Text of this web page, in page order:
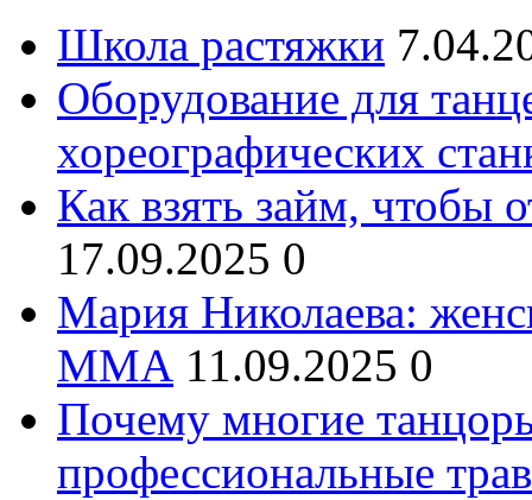
Школа растяжки
Оборудование для
хореографических
Как взять займ, чтобы
17.09.2025 0
Мария Николаева:
ММА 11.09.2025 0
Почему многие
профессиональные